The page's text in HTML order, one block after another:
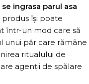
ingrasa parul asa
își poate
într-un mod care să
unui păr care rămâne
ritualului de
agenții de spălare